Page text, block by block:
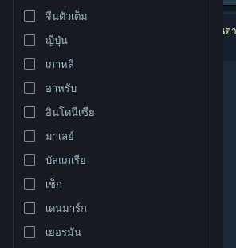
เปลี่ยนภาษา
รับแอป Steam แบบพกพา
ชมเว็บไซต์สำหรับเดสก์ท็อป
จีนตัวเต็ม
ญี่ปุ่น
เกาหลี
อาหรับ
อินโดนีเซีย
มาเลย์
บัลแกเรีย
เช็ก
เดนมาร์ก
เยอรมัน
0 ผลลัพธ์ตรงกับที่คุณค้นหา 1 ผลิตภัณฑ์ได้ถูกละเว้นต
แต่งของคุณ